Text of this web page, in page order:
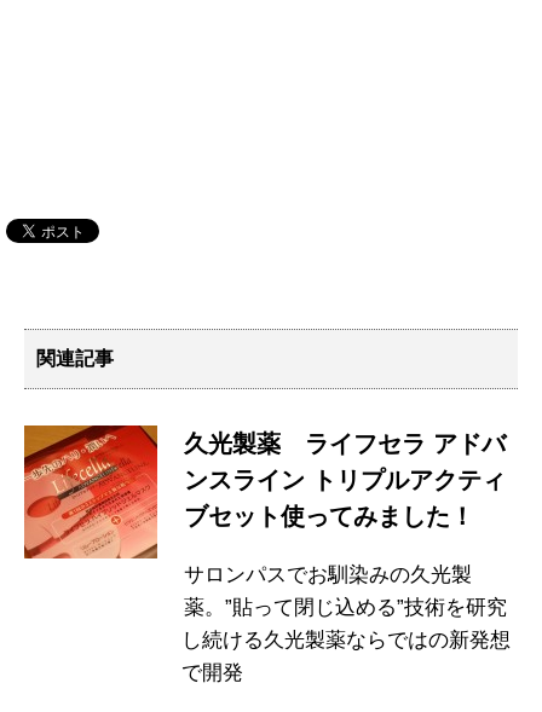
関連記事
久光製薬 ライフセラ アドバ
ンスライン トリプルアクティ
ブセット使ってみました！
サロンパスでお馴染みの久光製
薬。”貼って閉じ込める”技術を研究
し続ける久光製薬ならではの新発想
で開発